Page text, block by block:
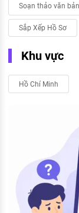
Soạn thảo văn bản
Sắp Xếp Hồ Sơ
Khu vực
Hồ Chí Minh